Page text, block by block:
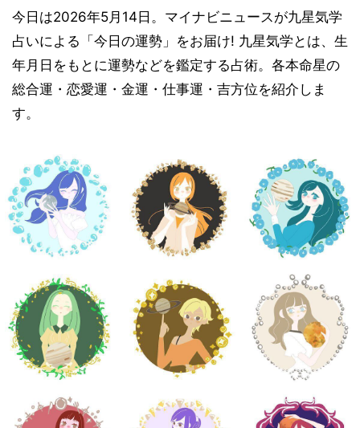
今日は2026年5月14日。マイナビニュースが九星気学
占いによる「今日の運勢」をお届け! 九星気学とは、生
年月日をもとに運勢などを鑑定する占術。各本命星の
総合運・恋愛運・金運・仕事運・吉方位を紹介しま
す。